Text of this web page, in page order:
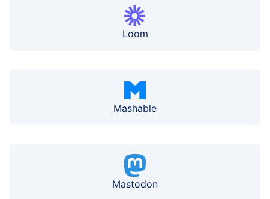
Loom
Mashable
Mastodon